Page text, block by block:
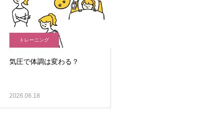
トレーニング
気圧で体調は変わる？
2026.06.18